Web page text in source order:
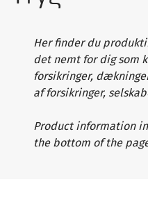
Her finder du
det nemt for dig som
forsikringer,
af forsikringer,
Product information
the bottom of the